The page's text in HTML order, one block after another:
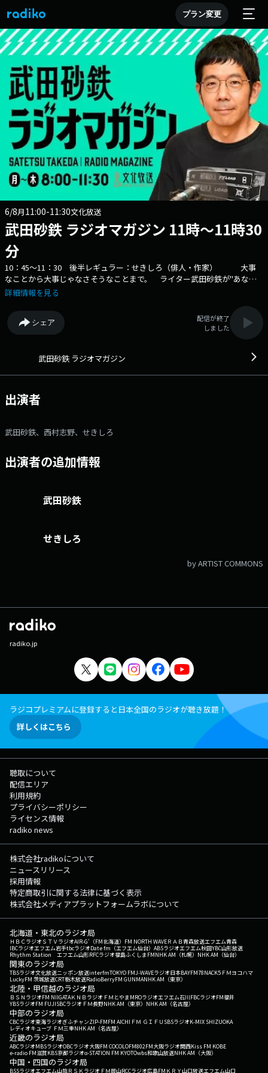
プラン変更
6/8月11:00-11:30文化放送
武田砂鉄 ラジオマガジン 11時～11時30
分
10：45～11：30 後半レギュラー：せきしろ（俳人・作家） 大事
なことから大事じゃなさそうなことまで。 ライター武田砂鉄が"あなた
の耳の渇きを潤す"生放送 X：rm_joqr Xハッシュタグ： #ラジオマガ
https://form.joqr.co.jp/@rm916 X（旧Twitter）ハッシュタグは「#ラ
ジオマガジン」 X（旧Twitter）ページは
「https://x.com/rm_joqr」 政治、経済、芸能、カルチャー… 大
なたの耳の渇きを潤す”3時間半の生ワイド番組 文化放送公式X（旧
「https://www.facebook.com/1134joqr」 文化放送公式LINEは
「@joqr_916」
詳細情報を見る
シェア
配信が終了
しました
武田砂鉄 ラジオマガジン
出演者
武田砂鉄、西村志野、せきしろ
出演者の追加情報
武田砂鉄
せきしろ
by ARTIST COMMONS
radiko.jp
ラジコプレミアムに登録すると日本全国のラジオが聴き放題！
詳しくはこちら
聴取について
配信エリア
利用規約
プライバシーポリシー
ライセンス情報
radiko news
株式会社radikoについて
ニュースリリース
採用情報
特定商取引に関する法律に基づく表示
株式会社メディアプラットフォームラボについて
北海道・東北のラジオ局
ＨＢＣラジオＳＴＶラジオAIR-G'（FM北海道） FM NORTH WAVEＲＡＢ青森放送エフエム青森
IBCラジオエフエム岩手tbcラジオDate fm（エフエム仙台） ABSラジオエフエム秋田YBC山形放送
Rhythm Station エフエム山形RFCラジオ福島ふくしまFMNHK AM（札幌） NHK AM（仙台）
関東のラジオ局
TBSラジオ文化放送ニッポン放送interfmTOKYO FMJ-WAVEラジオ日本BAYFM78NACK5 ＦＭヨコハマ
LuckyFM 茨城放送CRT栃木放送RadioBerryFM GUNMANHK AM（東京）
北陸・甲信越のラジオ局
ＢＳＮラジオFM NIIGATAＫＮＢラジオ ＦＭとやまMROラジオエフエム石川FBCラジオFM福井
YBSラジオFM FUJISBCラジオ ＦＭ長野NHK AM（東京） NHK AM（名古屋）
中部のラジオ局
CBCラジオ東海ラジオぎふチャンZIP-FMFM AICHI ＦＭ ＧＩＦＵ SBSラジオK-MIX SHIZUOKA
レディオキューブ ＦＭ三重NHK AM（名古屋）
近畿のラジオ局
ABCラジオMBSラジオOBCラジオ大阪FM COCOLOFM802FM大阪ラジオ関西Kiss FM KOBE
e-radio FM滋賀KBS京都ラジオα-STATION FM KYOTOwbs和歌山放送NHK AM（大阪）
中国・四国のラジオ局
BSSラジオエフエム山陰ＲＳＫラジオ ＦＭ岡山RCCラジオ広島FM ＫＲＹ山口放送エフエム山口